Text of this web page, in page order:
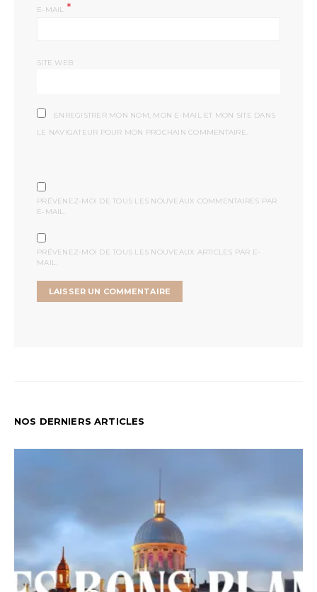
E-MAIL *
SITE WEB
ENREGISTRER MON NOM, MON E-MAIL ET MON SITE DANS
LE NAVIGATEUR POUR MON PROCHAIN COMMENTAIRE.
PRÉVENEZ-MOI DE TOUS LES NOUVEAUX COMMENTAIRES PAR
E-MAIL.
PRÉVENEZ-MOI DE TOUS LES NOUVEAUX ARTICLES PAR E-
MAIL.
NOS DERNIERS ARTICLES